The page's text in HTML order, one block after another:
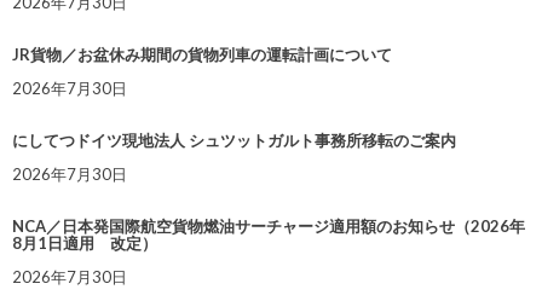
JR貨物／お盆休み期間の貨物列車の運転計画について
2026年7月30日
にしてつドイツ現地法人 シュツットガルト事務所移転のご案内
2026年7月30日
NCA／日本発国際航空貨物燃油サーチャージ適用額のお知らせ（2026年
8月1日適用 改定）
2026年7月30日